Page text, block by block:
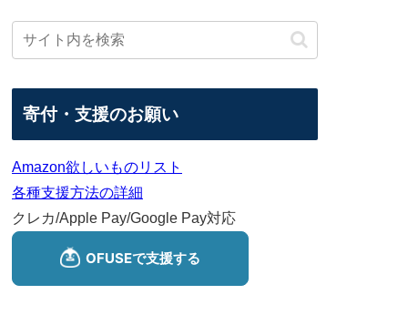
寄付・支援のお願い
Amazon欲しいものリスト
各種支援方法の詳細
クレカ/Apple Pay/Google Pay対応